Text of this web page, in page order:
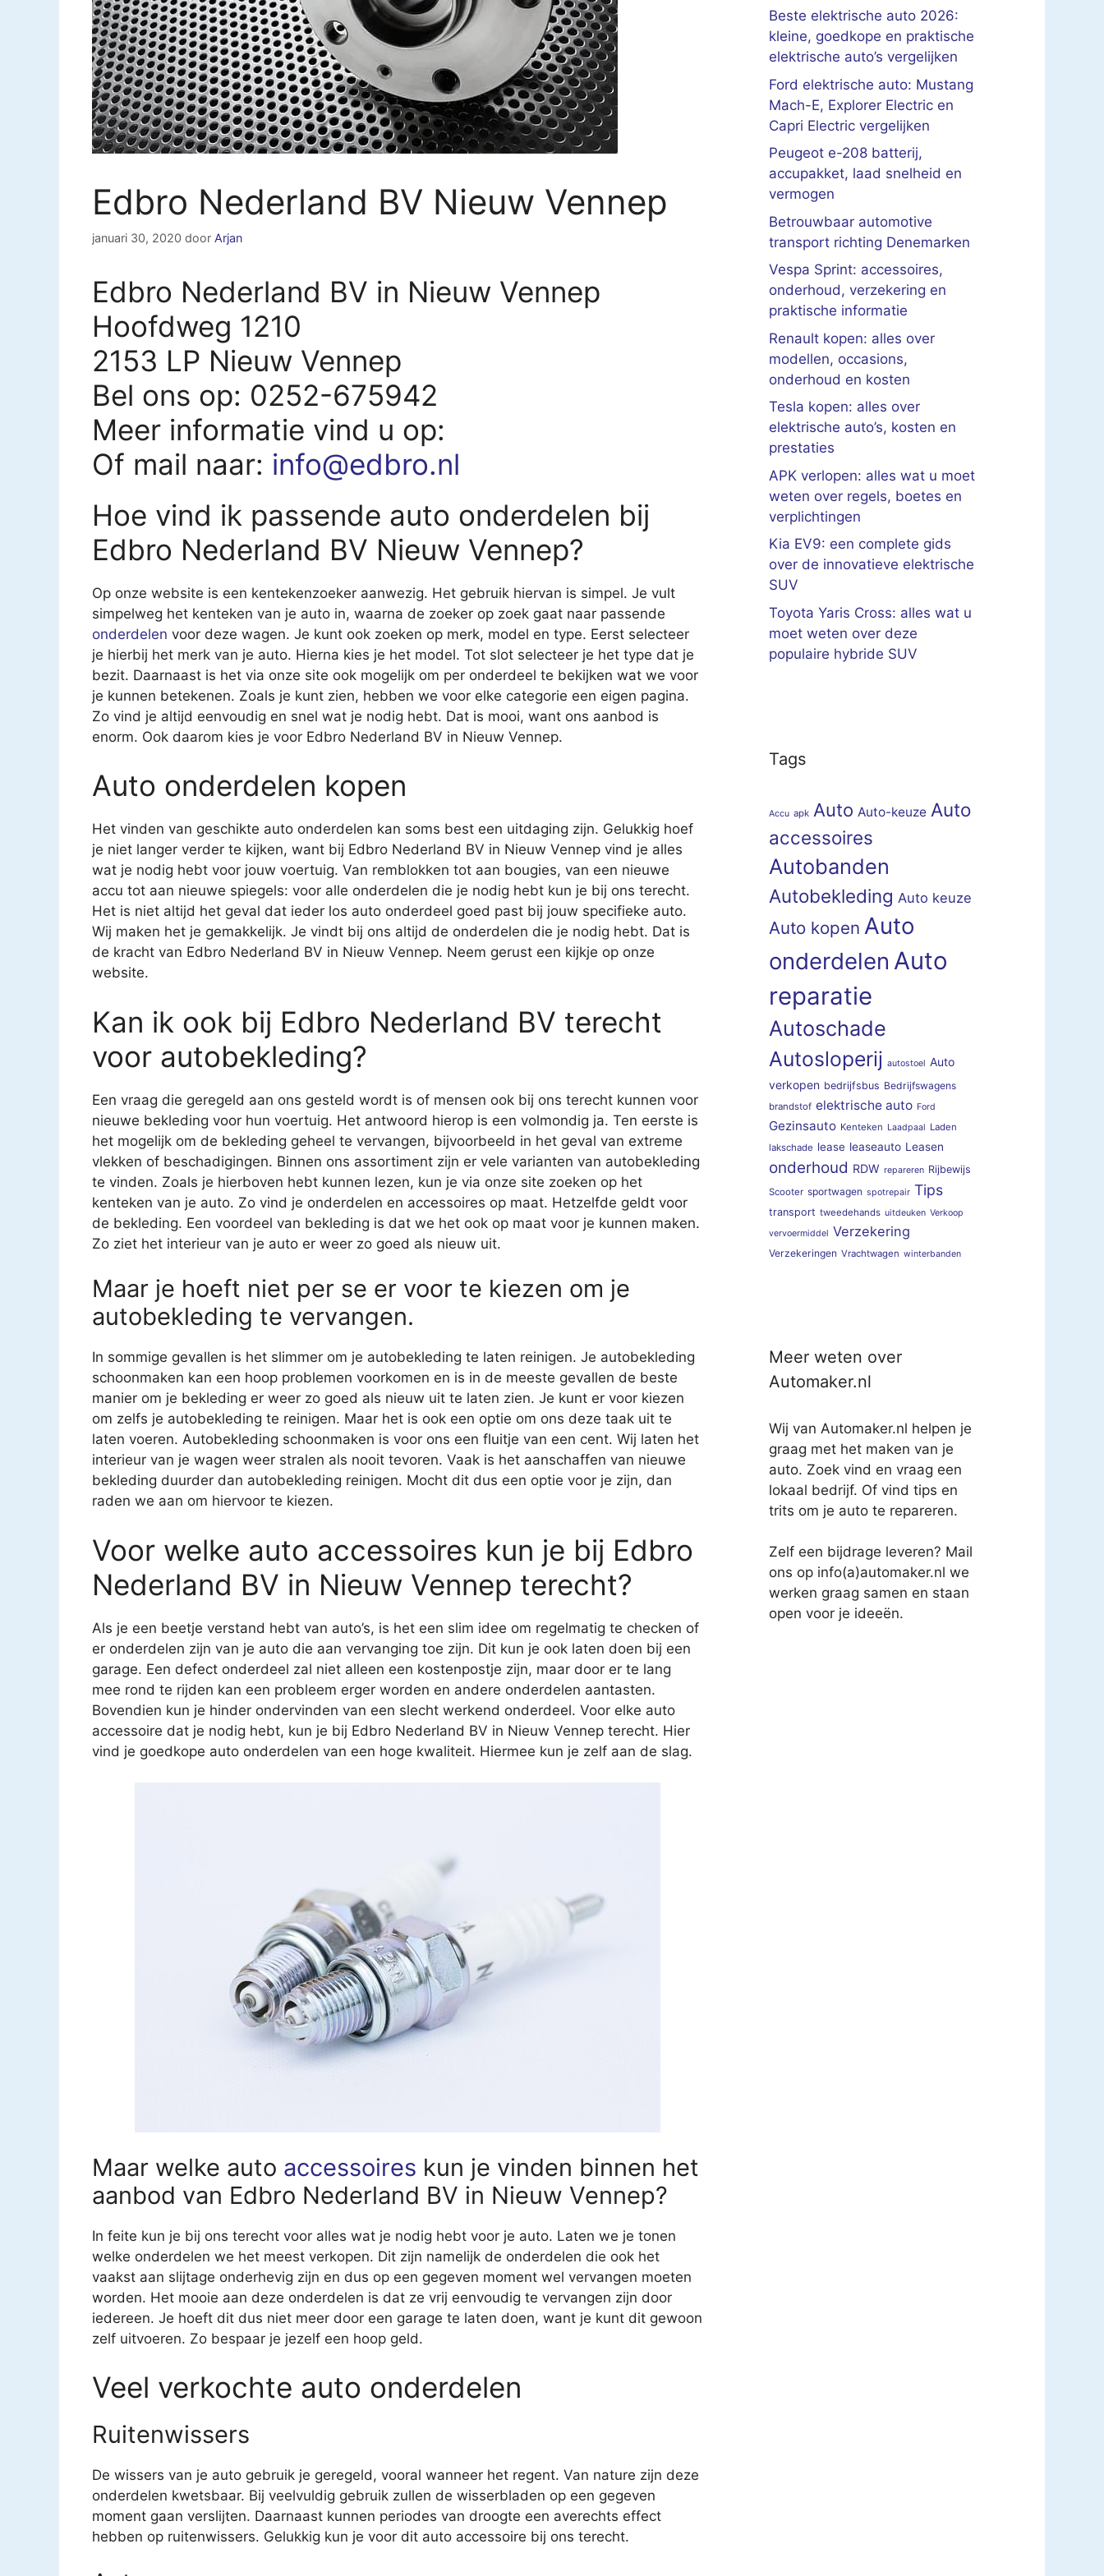
Edbro Nederland BV Nieuw Vennep
januari 30, 2020 door Arjan
Edbro Nederland BV in Nieuw Vennep
Hoofdweg 1210
2153 LP Nieuw Vennep
Bel ons op: 0252-675942
Meer informatie vind u op:
Of mail naar: info@edbro.nl
Hoe vind ik passende auto onderdelen bij
Edbro Nederland BV Nieuw Vennep?
Op onze website is een kentekenzoeker aanwezig. Het gebruik hiervan is simpel. Je vult
simpelweg het kenteken van je auto in, waarna de zoeker op zoek gaat naar passende
onderdelen voor deze wagen. Je kunt ook zoeken op merk, model en type. Eerst selecteer
je hierbij het merk van je auto. Hierna kies je het model. Tot slot selecteer je het type dat je
bezit. Daarnaast is het via onze site ook mogelijk om per onderdeel te bekijken wat we voor
je kunnen betekenen. Zoals je kunt zien, hebben we voor elke categorie een eigen pagina.
Zo vind je altijd eenvoudig en snel wat je nodig hebt. Dat is mooi, want ons aanbod is
enorm. Ook daarom kies je voor Edbro Nederland BV in Nieuw Vennep.
Auto onderdelen kopen
Het vinden van geschikte auto onderdelen kan soms best een uitdaging zijn. Gelukkig hoef
je niet langer verder te kijken, want bij Edbro Nederland BV in Nieuw Vennep vind je alles
wat je nodig hebt voor jouw voertuig. Van remblokken tot aan bougies, van een nieuwe
accu tot aan nieuwe spiegels: voor alle onderdelen die je nodig hebt kun je bij ons terecht.
Het is niet altijd het geval dat ieder los auto onderdeel goed past bij jouw specifieke auto.
Wij maken het je gemakkelijk. Je vindt bij ons altijd de onderdelen die je nodig hebt. Dat is
de kracht van Edbro Nederland BV in Nieuw Vennep. Neem gerust een kijkje op onze
website.
Kan ik ook bij Edbro Nederland BV terecht
voor autobekleding?
Een vraag die geregeld aan ons gesteld wordt is of mensen ook bij ons terecht kunnen voor
nieuwe bekleding voor hun voertuig. Het antwoord hierop is een volmondig ja. Ten eerste is
het mogelijk om de bekleding geheel te vervangen, bijvoorbeeld in het geval van extreme
vlekken of beschadigingen. Binnen ons assortiment zijn er vele varianten van autobekleding
te vinden. Zoals je hierboven hebt kunnen lezen, kun je via onze site zoeken op het
kenteken van je auto. Zo vind je onderdelen en accessoires op maat. Hetzelfde geldt voor
de bekleding. Een voordeel van bekleding is dat we het ook op maat voor je kunnen maken.
Zo ziet het interieur van je auto er weer zo goed als nieuw uit.
Maar je hoeft niet per se er voor te kiezen om je
autobekleding te vervangen.
In sommige gevallen is het slimmer om je autobekleding te laten reinigen. Je autobekleding
schoonmaken kan een hoop problemen voorkomen en is in de meeste gevallen de beste
manier om je bekleding er weer zo goed als nieuw uit te laten zien. Je kunt er voor kiezen
om zelfs je autobekleding te reinigen. Maar het is ook een optie om ons deze taak uit te
laten voeren. Autobekleding schoonmaken is voor ons een fluitje van een cent. Wij laten het
interieur van je wagen weer stralen als nooit tevoren. Vaak is het aanschaffen van nieuwe
bekleding duurder dan autobekleding reinigen. Mocht dit dus een optie voor je zijn, dan
raden we aan om hiervoor te kiezen.
Voor welke auto accessoires kun je bij Edbro
Nederland BV in Nieuw Vennep terecht?
Als je een beetje verstand hebt van auto’s, is het een slim idee om regelmatig te checken of
er onderdelen zijn van je auto die aan vervanging toe zijn. Dit kun je ook laten doen bij een
garage. Een defect onderdeel zal niet alleen een kostenpostje zijn, maar door er te lang
mee rond te rijden kan een probleem erger worden en andere onderdelen aantasten.
Bovendien kun je hinder ondervinden van een slecht werkend onderdeel. Voor elke auto
accessoire dat je nodig hebt, kun je bij Edbro Nederland BV in Nieuw Vennep terecht. Hier
vind je goedkope auto onderdelen van een hoge kwaliteit. Hiermee kun je zelf aan de slag.
Maar welke auto accessoires kun je vinden binnen het
aanbod van Edbro Nederland BV in Nieuw Vennep?
In feite kun je bij ons terecht voor alles wat je nodig hebt voor je auto. Laten we je tonen
welke onderdelen we het meest verkopen. Dit zijn namelijk de onderdelen die ook het
vaakst aan slijtage onderhevig zijn en dus op een gegeven moment wel vervangen moeten
worden. Het mooie aan deze onderdelen is dat ze vrij eenvoudig te vervangen zijn door
iedereen. Je hoeft dit dus niet meer door een garage te laten doen, want je kunt dit gewoon
zelf uitvoeren. Zo bespaar je jezelf een hoop geld.
Veel verkochte auto onderdelen
Ruitenwissers
De wissers van je auto gebruik je geregeld, vooral wanneer het regent. Van nature zijn deze
onderdelen kwetsbaar. Bij veelvuldig gebruik zullen de wisserbladen op een gegeven
moment gaan verslijten. Daarnaast kunnen periodes van droogte een averechts effect
hebben op ruitenwissers. Gelukkig kun je voor dit auto accessoire bij ons terecht.
Beste elektrische auto 2026:
kleine, goedkope en praktische
elektrische auto’s vergelijken
Ford elektrische auto: Mustang
Mach-E, Explorer Electric en
Capri Electric vergelijken
Peugeot e-208 batterij,
accupakket, laad snelheid en
vermogen
Betrouwbaar automotive
transport richting Denemarken
Vespa Sprint: accessoires,
onderhoud, verzekering en
praktische informatie
Renault kopen: alles over
modellen, occasions,
onderhoud en kosten
Tesla kopen: alles over
elektrische auto’s, kosten en
prestaties
APK verlopen: alles wat u moet
weten over regels, boetes en
verplichtingen
Kia EV9: een complete gids
over de innovatieve elektrische
SUV
Toyota Yaris Cross: alles wat u
moet weten over deze
populaire hybride SUV
Tags
Accu apk Auto Auto-keuze Auto
accessoires
Autobanden
Autobekleding Auto keuze
Auto kopen Auto
onderdelen Auto
reparatie
Autoschade
Autosloperij autostoel Auto
verkopen bedrijfsbus Bedrijfswagens
brandstof elektrische auto Ford
Gezinsauto Kenteken Laadpaal Laden
lakschade lease leaseauto Leasen
onderhoud RDW repareren Rijbewijs
Scooter sportwagen spotrepair Tips
transport tweedehands uitdeuken Verkoop
vervoermiddel Verzekering
Verzekeringen Vrachtwagen winterbanden
Meer weten over
Automaker.nl
Wij van Automaker.nl helpen je
graag met het maken van je
auto. Zoek vind en vraag een
lokaal bedrijf. Of vind tips en
trits om je auto te repareren.
Zelf een bijdrage leveren? Mail
ons op info(a)automaker.nl we
werken graag samen en staan
open voor je ideeën.